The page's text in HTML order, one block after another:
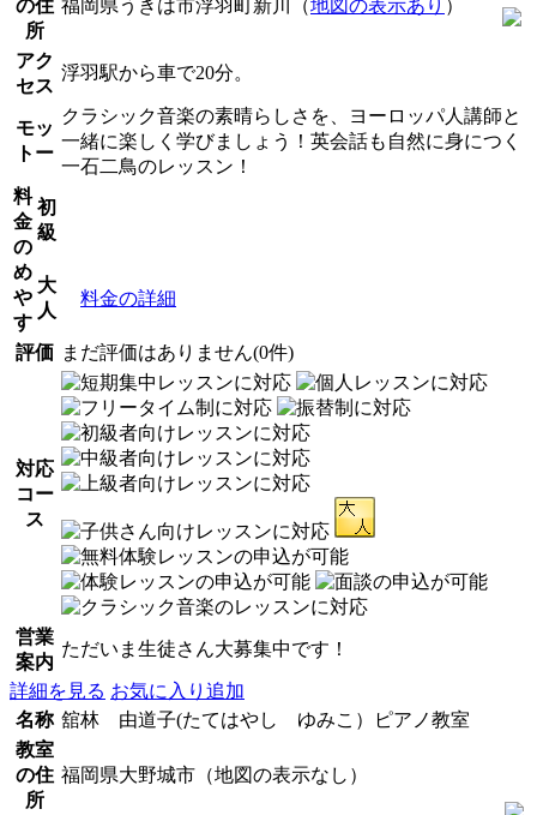
の住
所
福岡県うきは市浮羽町新川（地図の表示あり ）
アク
セス
浮羽駅から車で20分。
モッ
トー
クラシック音楽の素晴らしさを、ヨーロッパ人講師と
一緒に楽しく学びましょう！英会話も自然に身につく
一石二鳥のレッスン！
料
金
の
め
や
す
初
級
大
人
料金の詳細
評価 まだ評価はありません(0件)
対応
コー
ス
営業
案内
ただいま生徒さん大募集中です！
詳細を見る お気に入り追加
名称 舘林 由道子(たてはやし ゆみこ）ピアノ教室
教室
の住
所
福岡県大野城市（地図の表示なし）